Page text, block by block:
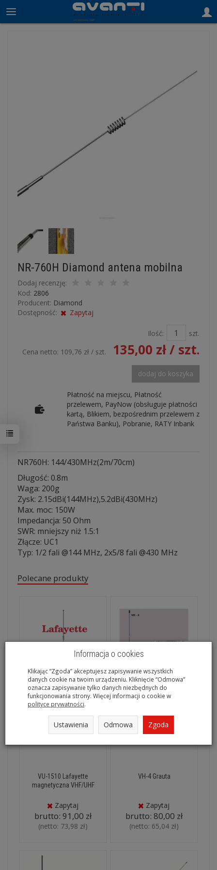
NR-760H Diamond antena mobilna
Dodaj recenzję:
Kod: 2806
Producent: Diamond
Dostępność:
Zapytaj
Ilość:
szt.
Cena netto: 109,76 zł / szt. 135,00 zł/ szt.
dodaj do koszyka
Płatność na miejscu, Płatność
przelewem, PayNow (obsługuje płatności
kartą, Blikiem, bezpośrednim przelewem z
Państwa Banku), Pobranie, RATY Inbank
NR760H: 144/430MHz(2m/70cm)
Długość: 0.8m
Waga: 200g
Zysk: 2.15dBi(144MHz),5.2dBi(430MHz)
Max. moc: 150W
Impedancja: 50 Ohm
SWR: mniejszy niż 1.5:1
Złącze: UC1
Typ: 1/2 fali @144 MHz, 2x5/8 fali @430 MHz
Polecane produkty
VU-1510 Lafayette
magnetyczna VHF/UHF
Zapytaj
brutto: 91,00 zł
(netto: 73,98 zł)
VH-4 Grauta
Zapytaj
brutto: 80,00 zł
(netto: 65,04 zł)
Informacja o cookies
Klikając “Zgoda” akceptujesz zapisywanie wszystkich
danych cookie na twoim urządzeniu. Kliknięcie “Odmowa”
oznacza zapisywanie tylko danych niezbędnych do
funkcjonowania strony. Więcej informacji o cookie w
polityce prywatności.
Ustawienia Odmowa Zgoda